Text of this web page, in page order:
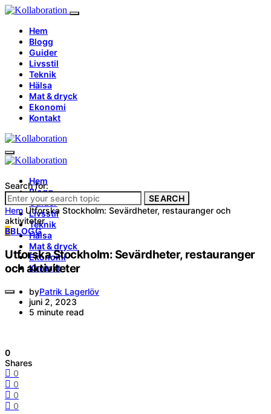
Hem
Blogg
Guider
Livsstil
Teknik
Hälsa
Mat & dryck
Ekonomi
Kontakt
Hem
Blogg
Guider
Livsstil
Teknik
Hälsa
Mat & dryck
Ekonomi
Kontakt
Search for:
SEARCH
Hem Utforska Stockholm: Sevärdheter, restauranger och
aktiviteter
BBLOGG
Utforska Stockholm: Sevärdheter, restauranger
och aktiviteter
byPatrik Lagerlöv
juni 2, 2023
5 minute read
0
Shares
0
0
0
0